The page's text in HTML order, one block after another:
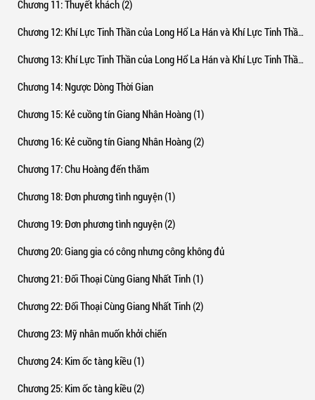
Chương 11: Thuyết khách (2)
Chương 12: Khí Lực Tinh Thần của Long Hổ La Hán và Khí Lực Tinh Thần của Nhân Hoàng Giang Ly (1)
Chương 13: Khí Lực Tinh Thần của Long Hổ La Hán và Khí Lực Tinh Thần của Nhân Hoàng Giang Ly (2)
Chương 14: Ngược Dòng Thời Gian
Chương 15: Kẻ cuồng tín Giang Nhân Hoàng (1)
Chương 16: Kẻ cuồng tín Giang Nhân Hoàng (2)
Chương 17: Chu Hoàng đến thăm
Chương 18: Đơn phương tình nguyện (1)
Chương 19: Đơn phương tình nguyện (2)
Chương 20: Giang gia có công nhưng công không đủ
Chương 21: Đối Thoại Cùng Giang Nhất Tinh (1)
Chương 22: Đối Thoại Cùng Giang Nhất Tinh (2)
Chương 23: Mỹ nhân muốn khởi chiến
Chương 24: Kim ốc tàng kiều (1)
Chương 25: Kim ốc tàng kiều (2)